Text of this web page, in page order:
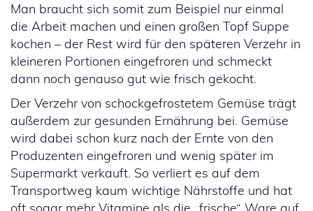
Man braucht sich somit zum Beispiel nur einmal
die Arbeit machen und einen großen Topf Suppe
kochen – der Rest wird für den späteren Verzehr in
kleineren Portionen eingefroren und schmeckt
dann noch genauso gut wie frisch gekocht.
Der Verzehr von schockgefrostetem Gemüse trägt
außerdem zur gesunden Ernährung bei. Gemüse
wird dabei schon kurz nach der Ernte von den
Produzenten eingefroren und wenig später im
Supermarkt verkauft. So verliert es auf dem
Transportweg kaum wichtige Nährstoffe und hat